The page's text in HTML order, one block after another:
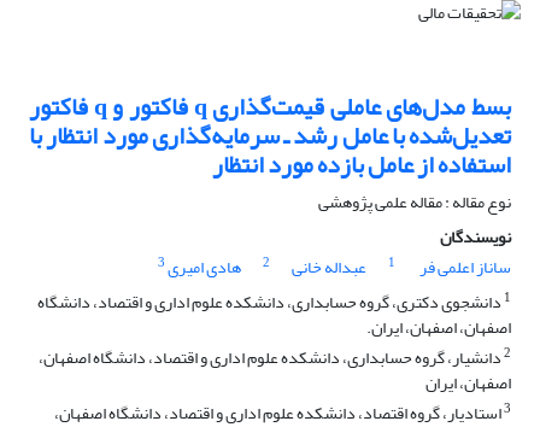
بسط مدل‌های عاملی قیمت‌گذاری q فاکتور و q فاکتور
تعدیل‌شده با عامل رشد ـ سرمایه‌گذاری مورد انتظار با
استفاده از عامل بازده مورد انتظار
نوع مقاله : مقاله علمی پژوهشی
نویسندگان
ساناز اعلمی فر
1 عبداله خانی 2 هادی امیری3
1 دانشجوی دکتری، گروه حسابداری، دانشکده علوم اداری و اقتصاد، دانشگاه
اصفهان، اصفهان، ایران.
2دانشیار، گروه حسابداری، دانشکده علوم اداری و اقتصاد، دانشگاه اصفهان،
اصفهان، ایران
3استادیار، گروه اقتصاد، دانشکده علوم اداری و اقتصاد، دانشگاه اصفهان،